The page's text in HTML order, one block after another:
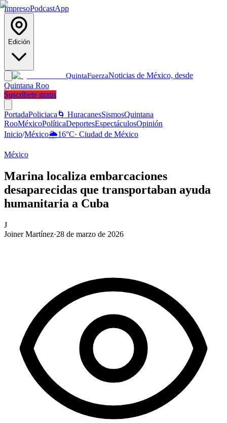
ImpresoPodcastApp
Edición
QuintaFuerzaNoticias de México, desde
Quintana Roo
Suscríbete gratis
PortadaPoliciaca 🌀 HuracanesSismosQuintana
RooMéxicoPolíticaDeportesEspectáculosOpinión
Inicio/México🌦️16°C· Ciudad de México
México
Marina localiza embarcaciones
desaparecidas que transportaban ayuda
humanitaria a Cuba
J
Joiner Martínez·28 de marzo de 2026